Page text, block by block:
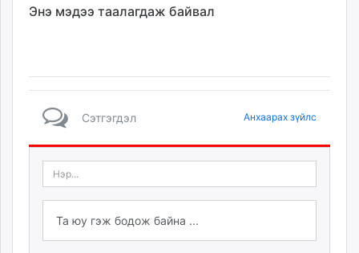
Энэ мэдээ таалагдаж байвал
Сэтгэгдэл Анхаарах зүйлс